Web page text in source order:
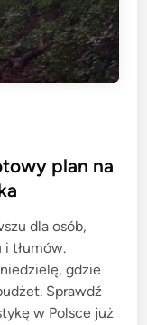
plan na
dla osób,
tłumów.
gdzie
Sprawdź
w Polsce już